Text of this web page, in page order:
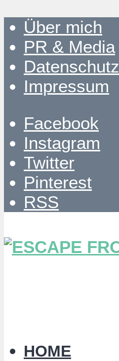
Über mich
PR & Media
Datenschutz
Impressum
Facebook
Instagram
Twitter
Pinterest
RSS
HOME